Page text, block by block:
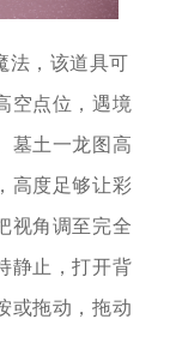
，该道具可
空点位，遇境
墓土一龙图高
高度足够让彩
视角调至完全
静止，打开背
或拖动，拖动